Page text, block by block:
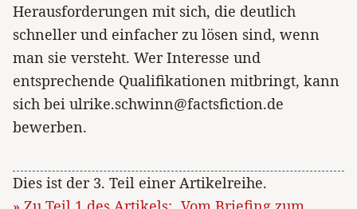
Herausforderungen mit sich, die deutlich
schneller und einfacher zu lösen sind, wenn
man sie versteht. Wer Interesse und
entsprechende Qualifikationen mitbringt, kann
sich bei ulrike.schwinn@factsfiction.de
bewerben.
Dies ist der 3. Teil einer Artikelreihe.